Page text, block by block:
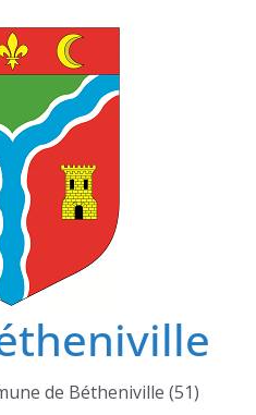
de Bétheniville (51)